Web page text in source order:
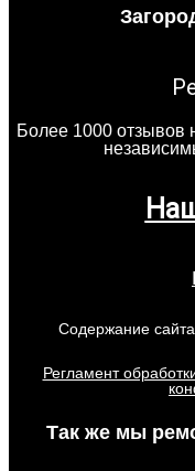
Более 1000 отзывов
Содержание
Регламент
Так же мы